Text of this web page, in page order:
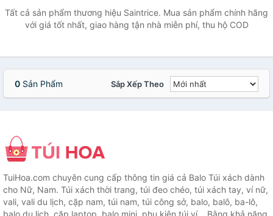
Tất cả sản phẩm thương hiệu Saintrice. Mua sản phẩm chính hãng
với giá tốt nhất, giao hàng tận nhà miễn phí, thu hộ COD
0 Sản Phẩm Sắp Xếp Theo
TuiHoa.com chuyên cung cấp thông tin giá cả Balo Túi xách dành
cho Nữ, Nam. Túi xách thời trang, túi đeo chéo, túi xách tay, ví nữ,
vali, vali du lịch, cặp nam, túi nam, túi công sở, balo, balô, ba-lô,
balo du lịch, cặp laptop, balo mini, phụ kiện túi ví... Bằng khả năng